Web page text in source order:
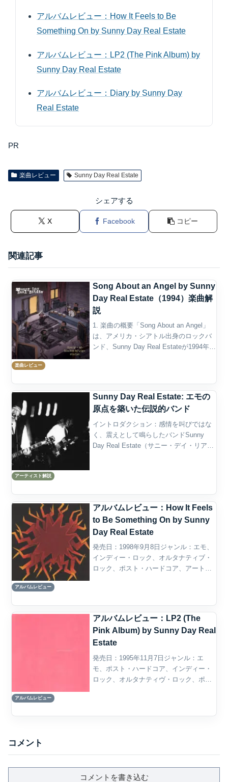
アルバムレビュー：How It Feels to Be
Something On by Sunny Day Real Estate
アルバムレビュー：LP2 (The Pink Album) by
Sunny Day Real Estate
アルバムレビュー：Diary by Sunny Day
Real Estate
PR
楽曲レビュー Sunny Day Real Estate
シェアする
X Facebook コピー
関連記事
楽曲レビュー
Song About an Angel by Sunny
Day Real Estate（1994）楽曲解
説
1. 楽曲の概要「Song About an Angel」
は、アメリカ・シアトル出身のロックバ
ンド、Sunny Day Real Estateが1994年に
アーティスト解説
Sunny Day Real Estate: エモの
原点を築いた伝説的バンド
イントロダクション：感情を叫びではな
く、震えとして鳴らしたバンドSunny
Day Real Estate（サニー・デイ・リア
アルバムレビュー
アルバムレビュー：How It Feels
to Be Something On by Sunny
Day Real Estate
発売日：1998年9月8日ジャンル：エモ、
インディー・ロック、オルタナティブ・
ロック、ポスト・ハードコア、アート・
アルバムレビュー
アルバムレビュー：LP2 (The
Pink Album) by Sunny Day Real
Estate
発売日：1995年11月7日ジャンル：エ
モ、ポスト・ハードコア、インディー・
ロック、オルタナティヴ・ロック、ポス
コメント
コメントを書き込む